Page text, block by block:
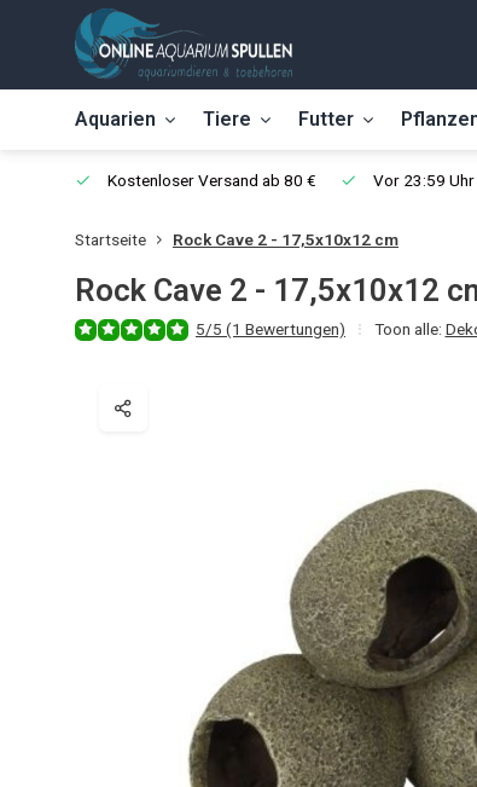
Aquarien Tiere Futter
Kostenloser Versand ab 80 € Vor 23:59
Startseite Rock Cave 2 - 17,5x10x12 cm
Rock Cave 2 - 17,5x10x12
5/5 (1 Bewertungen) Toon alle: